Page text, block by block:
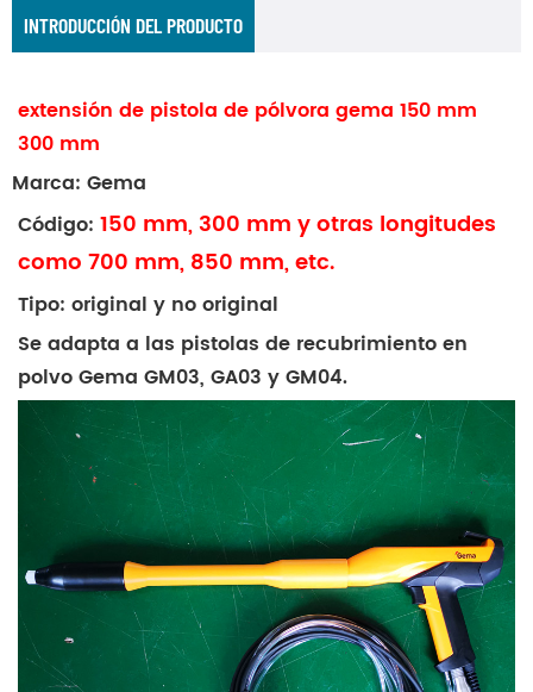
INTRODUCCIÓN DEL PRODUCTO
extensión de pistola de pólvora gema 150 mm
300 mm
Marca: Gema
Código: 150 mm, 300 mm y otras longitudes
como 700 mm, 850 mm, etc.
Tipo: original y no original
Se adapta a las pistolas de recubrimiento en
polvo Gema GM03, GA03 y GM04.